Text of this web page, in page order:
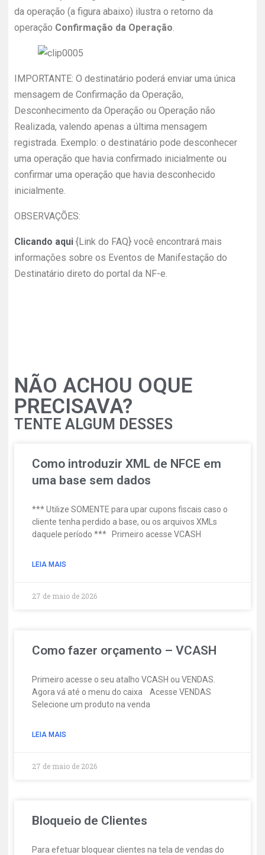
da operação (a figura abaixo) ilustra o retorno da
operação Confirmação da Operação.
IMPORTANTE: O destinatário poderá enviar uma única
mensagem de Confirmação da Operação,
Desconhecimento da Operação ou Operação não
Realizada, valendo apenas a última mensagem
registrada. Exemplo: o destinatário pode desconhecer
uma operação que havia confirmado inicialmente ou
confirmar uma operação que havia desconhecido
inicialmente.
OBSERVAÇÕES:
Clicando aqui {Link do FAQ} você encontrará mais
informações sobre os Eventos de Manifestação do
Destinatário direto do portal da NF-e.
NÃO ACHOU OQUE
PRECISAVA?
TENTE ALGUM DESSES
Como introduzir XML de NFCE em
uma base sem dados
*** Utilize SOMENTE para upar cupons fiscais caso o
cliente tenha perdido a base, ou os arquivos XMLs
daquele período *** Primeiro acesse VCASH
LEIA MAIS
27 de maio de 2026
Como fazer orçamento – VCASH
Primeiro acesse o seu atalho VCASH ou VENDAS.
Agora vá até o menu do caixa Acesse VENDAS
Selecione um produto na venda
LEIA MAIS
27 de maio de 2026
Bloqueio de Clientes
Para efetuar bloquear clientes na tela de vendas do